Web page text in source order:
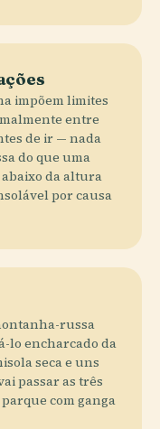
impõem limites
entre
de ir — nada
do que uma
da altura
por causa
russa
lo encharcado da
seca e uns
passar as três
com ganga